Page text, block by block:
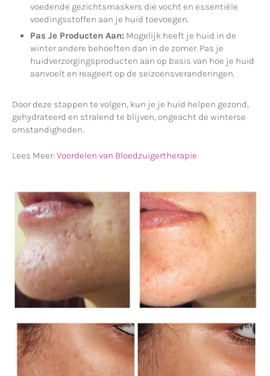
voedende gezichtsmaskers die vocht en essentiële
voedingsstoffen aan je huid toevoegen.
Pas Je Producten Aan: Mogelijk heeft je huid in de
winter andere behoeften dan in de zomer. Pas je
huidverzorgingsproducten aan op basis van hoe je huid
aanvoelt en reageert op de seizoensveranderingen.
Door deze stappen te volgen, kun je je huid helpen gezond,
gehydrateerd en stralend te blijven, ongeacht de winterse
omstandigheden.
Lees Meer:Voordelen van Bloedzuigertherapie